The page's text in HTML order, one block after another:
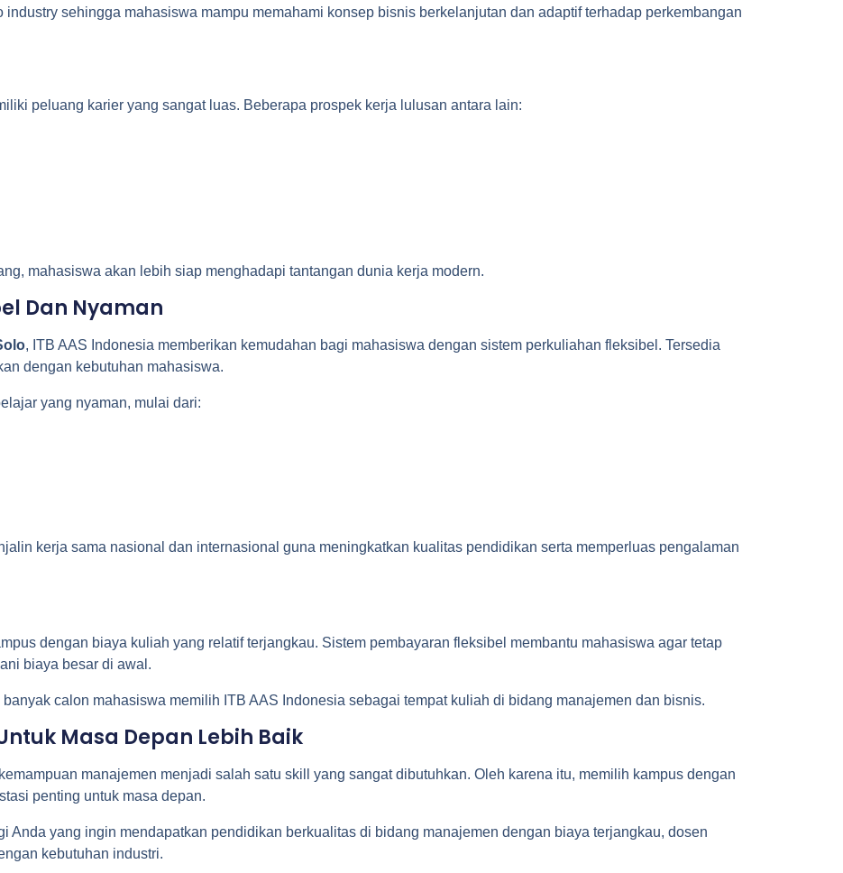
sehingga mahasiswa mampu memahami konsep bisnis berkelanjutan dan adaptif terhadap perkembangan
peluang karier yang sangat luas. Beberapa prospek kerja lulusan antara lain:
mahasiswa akan lebih siap menghadapi tantangan dunia kerja modern.
Dan Nyaman
, ITB AAS Indonesia memberikan kemudahan bagi mahasiswa dengan sistem perkuliahan fleksibel. Tersedia
dengan kebutuhan mahasiswa.
yang nyaman, mulai dari:
kerja sama nasional dan internasional guna meningkatkan kualitas pendidikan serta memperluas pengalaman
dengan biaya kuliah yang relatif terjangkau. Sistem pembayaran fleksibel membantu mahasiswa agar tetap
biaya besar di awal.
calon mahasiswa memilih ITB AAS Indonesia sebagai tempat kuliah di bidang manajemen dan bisnis.
Masa Depan Lebih Baik
manajemen menjadi salah satu skill yang sangat dibutuhkan. Oleh karena itu, memilih kampus dengan
penting untuk masa depan.
Anda yang ingin mendapatkan pendidikan berkualitas di bidang manajemen dengan biaya terjangkau, dosen
kebutuhan industri.